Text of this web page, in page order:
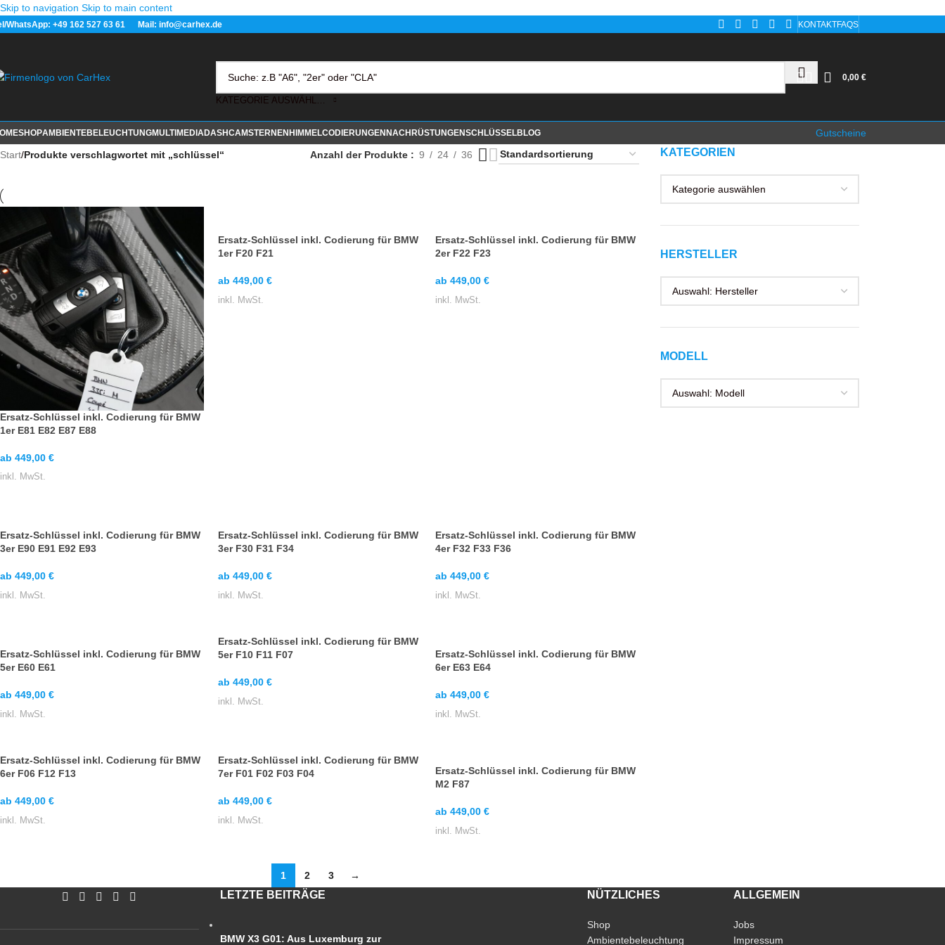
Skip to navigation Skip to main content
WhatsApp: +49 162 527 63 61 Mail: info@carhex.de KONTAKTFAQS
0,00 €
SHOPAMBIENTEBELEUCHTUNGMULTIMEDIADASHCAMSTERNENHIMMELCODIERUNGEN NACHRÜSTUNGENSCHLÜSSELBLOG
Gutscheine
Start/Produkte verschlagwortet mit „schlüssel“ Anzahl der Produkte 9 24 36
Ersatz-Schlüssel inkl. Codierung für BMW
1er E81 E82 E87 E88
ab 449,00 €
inkl. MwSt.
Ersatz-Schlüssel inkl. Codierung für BMW
1er F20 F21
ab 449,00 €
inkl. MwSt.
Ersatz-Schlüssel inkl. Codierung für BMW
2er F22 F23
ab 449,00€
inkl. MwSt.
Ersatz-Schlüssel inkl. Codierung für BMW
3er E90 E91 E92 E93
ab 449,00 €
inkl. MwSt.
Ersatz-Schlüssel inkl. Codierung für BMW
3er F30 F31 F34
ab 449,00 €
inkl. MwSt.
Ersatz-Schlüssel inkl. Codierung für BMW
4er F32 F33 F36
ab 449,00€
inkl. MwSt.
Ersatz-Schlüssel inkl. Codierung für BMW
5er E60 E61
ab 449,00 €
inkl. MwSt.
Ersatz-Schlüssel inkl. Codierung für BMW
5er F10 F11 F07
ab 449,00 €
inkl. MwSt.
Ersatz-Schlüssel inkl. Codierung für BMW
6er E63 E64
ab 449,00€
inkl. MwSt.
Ersatz-Schlüssel inkl. Codierung für BMW
6er F06 F12 F13
ab 449,00 €
inkl. MwSt.
Ersatz-Schlüssel inkl. Codierung für BMW
7er F01 F02 F03 F04
ab 449,00 €
inkl. MwSt.
Ersatz-Schlüssel inkl. Codierung für BMW
M2 F87
ab 449,00€
inkl. MwSt.
1 2 3 →
KATEGORIEN
HERSTELLER
MODELL
LETZTE BEITRÄGE
BMW X3 G01: Aus Luxemburg zur
NÜTZLICHES
Shop
Ambientebeleuchtung
ALLGEMEIN
Jobs
Impressum